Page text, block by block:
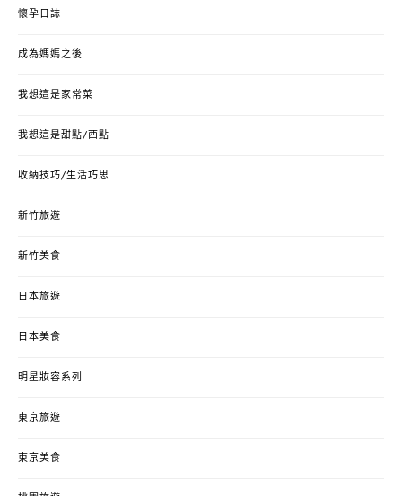
懷孕日誌
成為媽媽之後
我想這是家常菜
我想這是甜點/西點
收納技巧/生活巧思
新竹旅遊
新竹美食
日本旅遊
日本美食
明星妝容系列
東京旅遊
東京美食